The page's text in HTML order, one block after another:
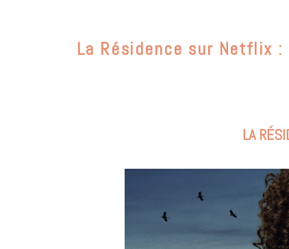
La Résidence sur Netflix
LA